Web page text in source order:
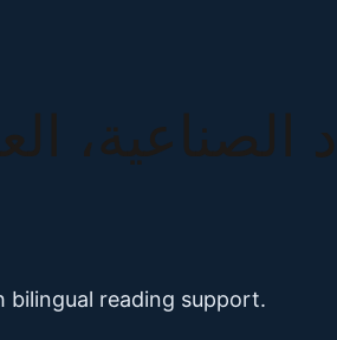
الصناعية،
bilingual reading support.